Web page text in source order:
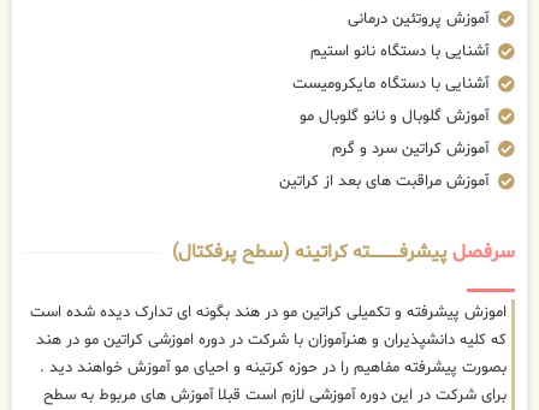
آموزش پروتئین درمانی
آشنایی با دستگاه نانو استیم
آشنایی با دستگاه مایکرومیست
آموزش گلوبال و نانو گلوبال مو
آموزش کراتین سرد و گرم
آموزش مراقبت های بعد از کراتین
سرفصلپیشرفــــــــــــته کراتینه (سطح پرفکتال)
اموزش پیشرفته و تکمیلی کراتین مو در هند بگونه ای تدارک دیده شده است
که کلیه دانشپذیران و هنرآموزان با شرکت در دوره اموزشی کراتین مو در هند
بصورت پیشرفته مفاهیم را در حوزه کرتینه و احیای مو آموزش خواهند دید .
برای شرکت در این دوره آموزشی لازم است قبلا آموزش های مربوط به سطح